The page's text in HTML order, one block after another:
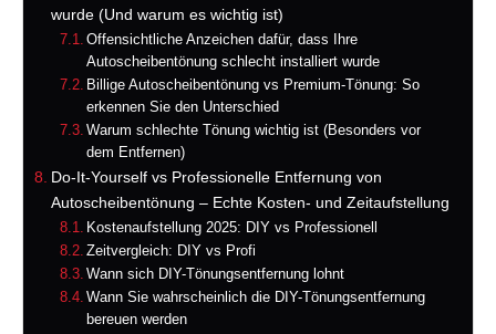
wurde (Und warum es wichtig ist)
Offensichtliche Anzeichen dafür, dass Ihre
Autoscheibentönung schlecht installiert wurde
Billige Autoscheibentönung vs Premium-Tönung: So
erkennen Sie den Unterschied
Warum schlechte Tönung wichtig ist (Besonders vor
dem Entfernen)
Do-It-Yourself vs Professionelle Entfernung von
Autoscheibentönung – Echte Kosten- und Zeitaufstellung
Kostenaufstellung 2025: DIY vs Professionell
Zeitvergleich: DIY vs Profi
Wann sich DIY-Tönungsentfernung lohnt
Wann Sie wahrscheinlich die DIY-Tönungsentfernung
bereuen werden